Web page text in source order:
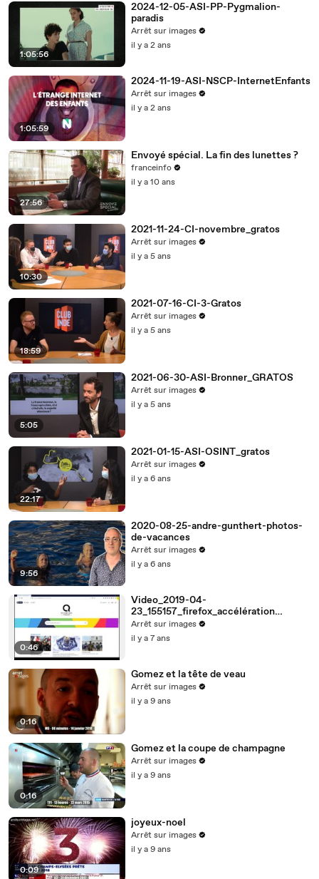
1:05:56
2024-12-05-ASI-PP-Pygmalion-
paradis
Arrêt sur images
il y a 2 ans
1:05:59
2024-11-19-ASI-NSCP-InternetEnfants
Arrêt sur images
il y a 2 ans
27:56
Envoyé spécial. La fin des lunettes ?
franceinfo
il y a 10 ans
10:30
2021-11-24-CI-novembre_gratos
Arrêt sur images
il y a 5 ans
18:59
2021-07-16-CI-3-Gratos
Arrêt sur images
il y a 5 ans
5:05
2021-06-30-ASI-Bronner_GRATOS
Arrêt sur images
il y a 5 ans
22:17
2021-01-15-ASI-OSINT_gratos
Arrêt sur images
il y a 6 ans
9:56
2020-08-25-andre-gunthert-photos-
de-vacances
Arrêt sur images
il y a 6 ans
0:46
Video_2019-04-
23_155157_firefox_accélération
matérielle
Arrêt sur images
il y a 7 ans
0:16
Gomez et la tête de veau
Arrêt sur images
il y a 9 ans
0:16
Gomez et la coupe de champagne
Arrêt sur images
il y a 9 ans
0:09
joyeux-noel
Arrêt sur images
il y a 9 ans